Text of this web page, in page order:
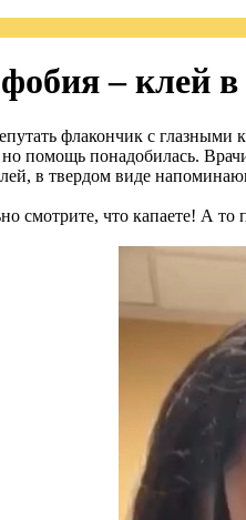
– клей в
флакончик с глазными
но помощь понадобилась.
в твердом виде
смотрите, что капаете! А то